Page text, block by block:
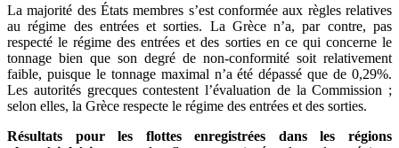
La majorité des États membres s’est conformée aux règles relatives
au régime des entrées et sorties. La Grèce n’a, par contre, pas
respecté le régime des entrées et des sorties en ce qui concerne le
tonnage bien que son degré de non-conformité soit relativement
faible, puisque le tonnage maximal n’a été dépassé que de 0,29%.
Les autorités grecques contestent l’évaluation de la Commission ;
selon elles, la Grèce respecte le régime des entrées et des sorties.
Résultats pour les flottes enregistrées dans les régions